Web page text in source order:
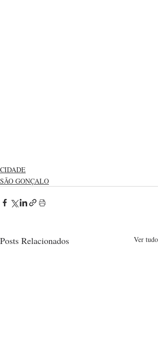
CIDADE
SÃO GONÇALO
Posts Relacionados Ver tudo